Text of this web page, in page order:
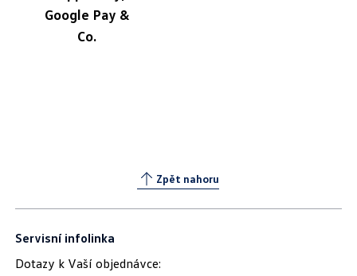
Google Pay &
Co.
Zpět nahoru
Servisní infolinka
Dotazy k Vaší objednávce: